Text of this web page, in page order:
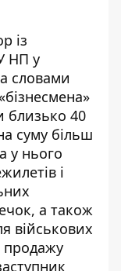
із
НП у
словами
близько 40
суму більш
у нього
і
а також
військових
продажу